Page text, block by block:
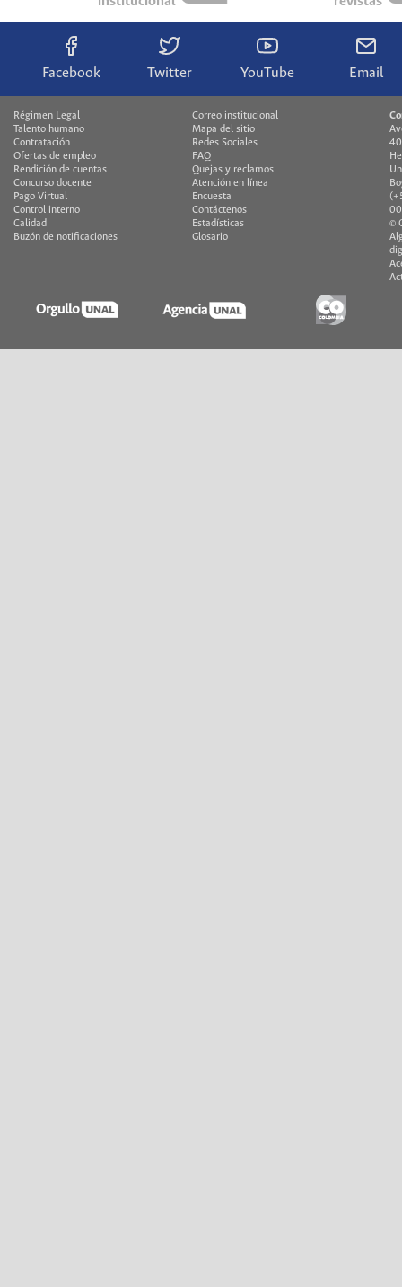
Facebook Twitter YouTube Email
Régimen Legal
Talento humano
Contratación
Ofertas de empleo
Rendición de cuentas
Concurso docente
Pago Virtual
Control interno
Calidad
Buzón de notificaciones
Correo institucional
Mapa del sitio
Redes Sociales
FAQ
Quejas y reclamos
Atención en línea
Encuesta
Contáctenos
Estadísticas
Glosario
©